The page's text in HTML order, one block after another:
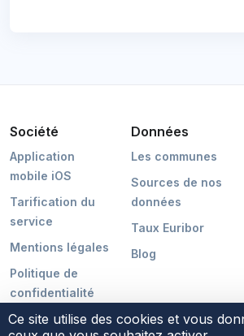
Société
Application
mobile iOS
Tarification du
service
Mentions légales
Politique de
confidentialité
Données
Les communes
Sources de nos
données
Taux Euribor
Blog
Ce site utilise des cookies et vous